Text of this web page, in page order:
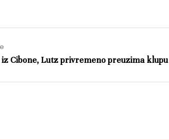
Cibone, Lutz privremeno preuzima klupu